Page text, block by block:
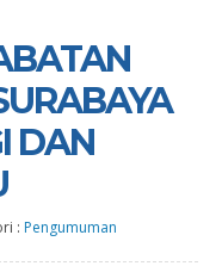
DAN
: Pengumuman